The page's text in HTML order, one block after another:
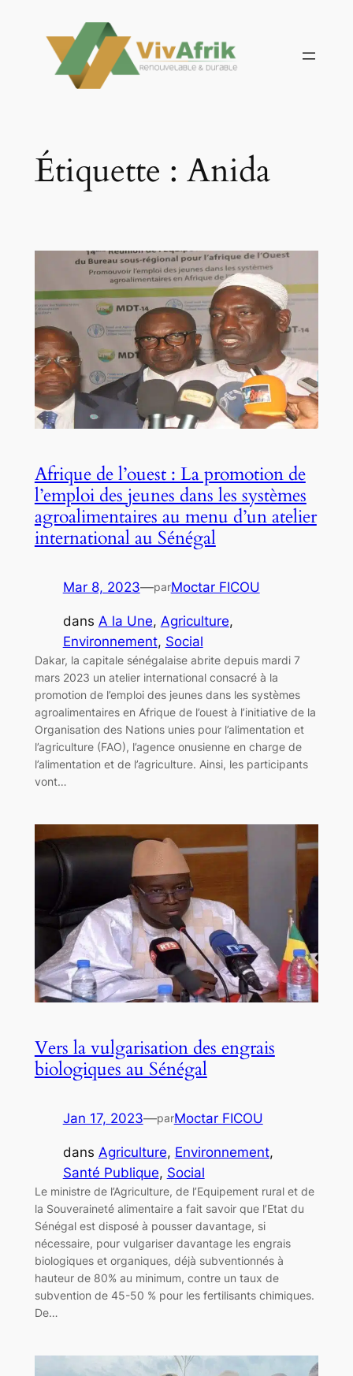
contenu
Étiquette : Anida
Afrique de l’ouest : La promotion de
l’emploi des jeunes dans les systèmes
agroalimentaires au menu d’un atelier
international au Sénégal
Mar 8, 2023—parMoctar FICOU
dans A la Une, Agriculture
Environnement, Social
Dakar, la capitale sénégalaise abrite depuis mardi 7
mars 2023 un atelier international consacré à la
promotion de l’emploi des jeunes dans les systèmes
agroalimentaires en Afrique de l’ouest à l’initiative de la
Organisation des Nations unies pour l’alimentation et
l’agriculture (FAO), l’agence onusienne en charge de
l’alimentation et de l’agriculture. Ainsi, les participants
vont…
Vers la vulgarisation des engrais
biologiques au Sénégal
Jan 17, 2023—parMoctar FICOU
dans Agriculture, Environnement
Santé Publique, Social
Le ministre de l’Agriculture, de l’Equipement rural et de
la Souveraineté alimentaire a fait savoir que l’Etat du
Sénégal est disposé à pousser davantage, si
nécessaire, pour vulgariser davantage les engrais
biologiques et organiques, déjà subventionnés à
hauteur de 80% au minimum, contre un taux de
subvention de 45-50 % pour les fertilisants chimiques.
De…